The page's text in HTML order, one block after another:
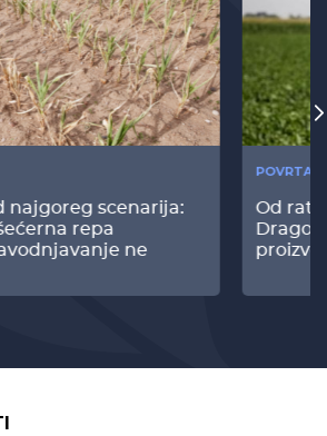
najgoreg scenarija:
repa
ne
Od